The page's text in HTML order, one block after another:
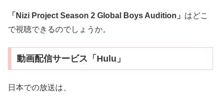
「Nizi Project Season 2 Global Boys Audition」 はどこ
で視聴できるのでしょうか。
動画配信サービス「Hulu」
日本での放送は、